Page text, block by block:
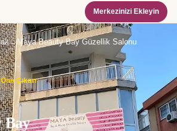
Merkezinizi Ekleyin
→ Maya Beauty Bay Güzellik Salonu
Öne Çıkan
Bay